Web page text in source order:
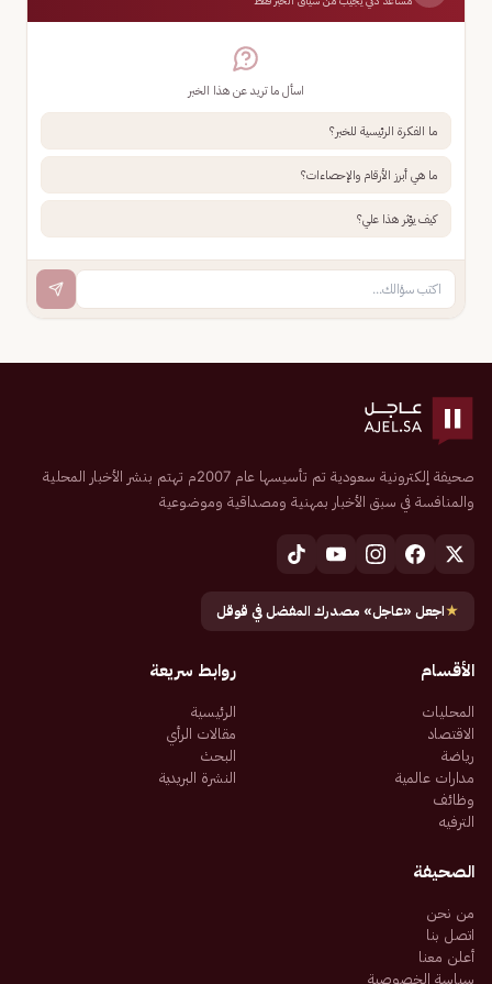
اسأل ما تريد عن هذا الخبر
ما الفكرة الرئيسية للخبر؟
ما هي أبرز الأرقام والإحصاءات؟
كيف يؤثر هذا علي؟
صحيفة إلكترونية سعودية تم تأسيسها عام 2007م تهتم بنشر الأخبار المحلية
والمنافسة في سبق الأخبار بمهنية ومصداقية وموضوعية
★اجعل «عاجل» مصدرك المفضل في قوقل
الأقسام
المحليات
الاقتصاد
رياضة
مدارات عالمية
وظائف
الترفيه
روابط سريعة
الرئيسية
مقالات الرأي
البحث
النشرة البريدية
الصحيفة
من نحن
اتصل بنا
أعلن معنا
سياسة الخصوصية